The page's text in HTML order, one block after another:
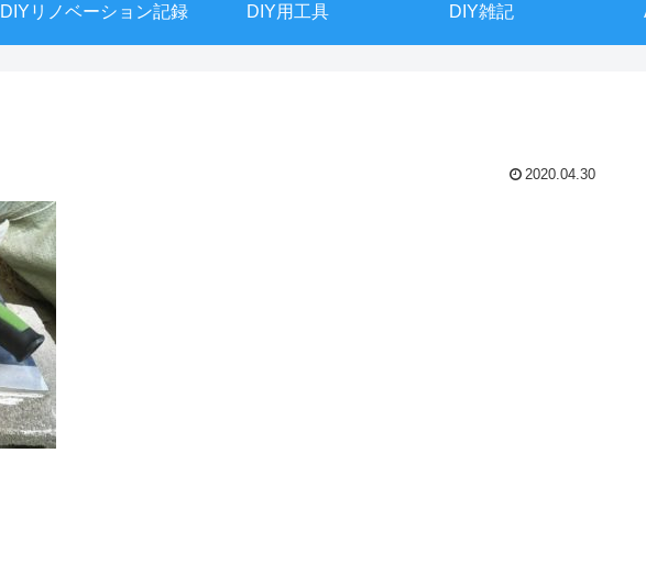
DIYリノベーション記録 DIY用工具 DIY雑記
2020.04.30